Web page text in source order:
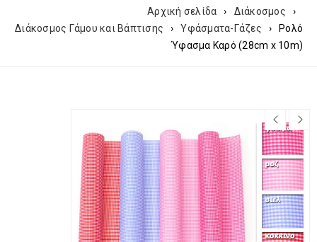
Αρχική σελίδα › Διάκοσμος
›
Διάκοσμος Γάμου και Βάπτισης
› Υφάσματα-Γάζες ›
Ρολό
Ύφασμα Καρό (28cm x 10m)